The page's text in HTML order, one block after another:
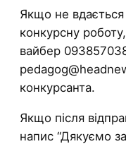
Якщо не
конкурсну
вайбер
конкурсанта.
Якщо після
напис “Дякуємо